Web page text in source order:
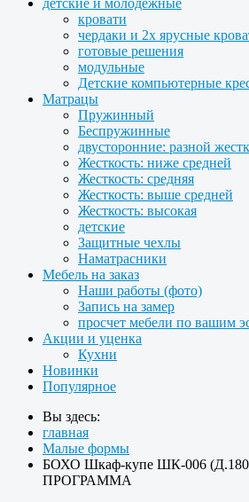
детские и молодежные
кровати
чердаки и 2х ярусные
готовые решения
модульные
Детские компьютерные
Матрацы
Пружинный
Беспружинные
двусторонние: разной
Жесткость: ниже средней
Жесткость: средняя
Жесткость: выше средней
Жесткость: высокая
детские
Защитные чехлы
Наматрасники
Мебель на заказ
Наши работы (фото)
Запись на замер
просчет мебели по вашим
Акции и уценка
Кухни
Новинки
Популярное
Вы здесь:
главная
Малые формы
БОХО Шкаф-купе ШК-006
ПРОГРАММА